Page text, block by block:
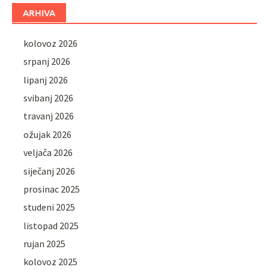
ARHIVA
kolovoz 2026
srpanj 2026
lipanj 2026
svibanj 2026
travanj 2026
ožujak 2026
veljača 2026
siječanj 2026
prosinac 2025
studeni 2025
listopad 2025
rujan 2025
kolovoz 2025